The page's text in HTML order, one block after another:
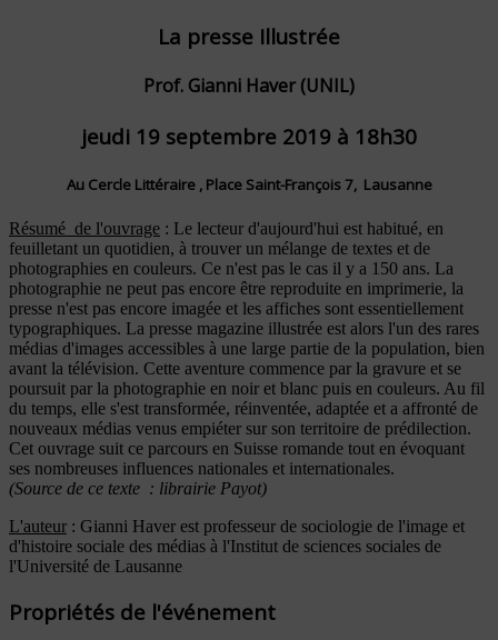
La presse Illustrée
Prof. Gianni Haver (UNIL)
jeudi 19 septembre 2019 à 18h30
Au Cercle Littéraire , Place Saint-François 7, Lausanne
Résumé de l'ouvrage : Le lecteur d'aujourd'hui est habitué, en
feuilletant un quotidien, à trouver un mélange de textes et de
photographies en couleurs. Ce n'est pas le cas il y a 150 ans. La
photographie ne peut pas encore être reproduite en imprimerie, la
presse n'est pas encore imagée et les affiches sont essentiellement
typographiques. La presse magazine illustrée est alors l'un des rares
médias d'images accessibles à une large partie de la population, bien
avant la télévision. Cette aventure commence par la gravure et se
poursuit par la photographie en noir et blanc puis en couleurs. Au fil
du temps, elle s'est transformée, réinventée, adaptée et a affronté de
nouveaux médias venus empiéter sur son territoire de prédilection.
Cet ouvrage suit ce parcours en Suisse romande tout en évoquant
ses nombreuses influences nationales et internationales.
(Source de ce texte : librairie Payot)
L'auteur : Gianni Haver est professeur de sociologie de l'image et
d'histoire sociale des médias à l'Institut de sciences sociales de
l'Université de Lausanne
Propriétés de l'événement